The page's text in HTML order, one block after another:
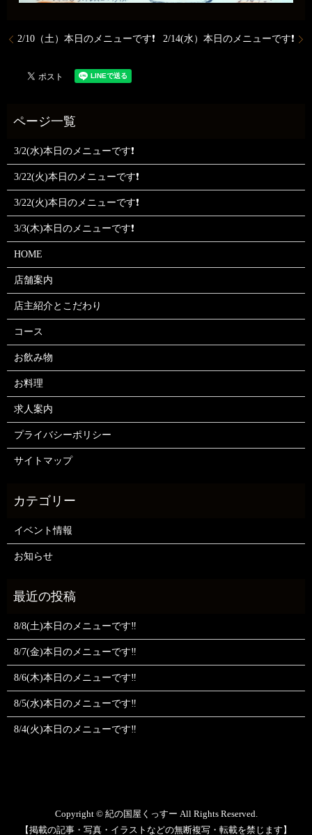
2/10（土）本日のメニューです❗ 2/14(水）本日のメニューです❗
3/2(水)本日のメニューです❗
3/22(火)本日のメニューです❗
3/22(火)本日のメニューです❗
3/3(木)本日のメニューです❗
HOME
店舗案内
店主紹介とこだわり
コース
お飲み物
お料理
求人案内
プライバシーポリシー
サイトマップ
イベント情報
お知らせ
8/8(土)本日のメニューです‼️
8/7(金)本日のメニューです‼️
8/6(木)本日のメニューです‼️
8/5(水)本日のメニューです‼️
8/4(火)本日のメニューです‼️
Copyright © 紀の国屋くっすー All Rights Reserved.
【掲載の記事・写真・イラストなどの無断複写・転載を禁じます】